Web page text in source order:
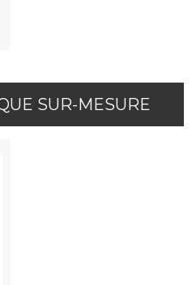
SUR-MESURE